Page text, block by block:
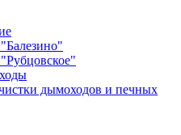
дымоходов и печных